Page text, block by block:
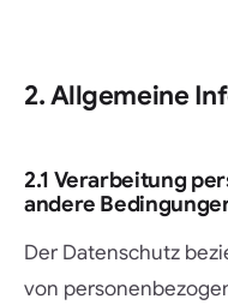
2. Allgemeine
2.1 Verarbeitung
andere
Der Datenschutz
von